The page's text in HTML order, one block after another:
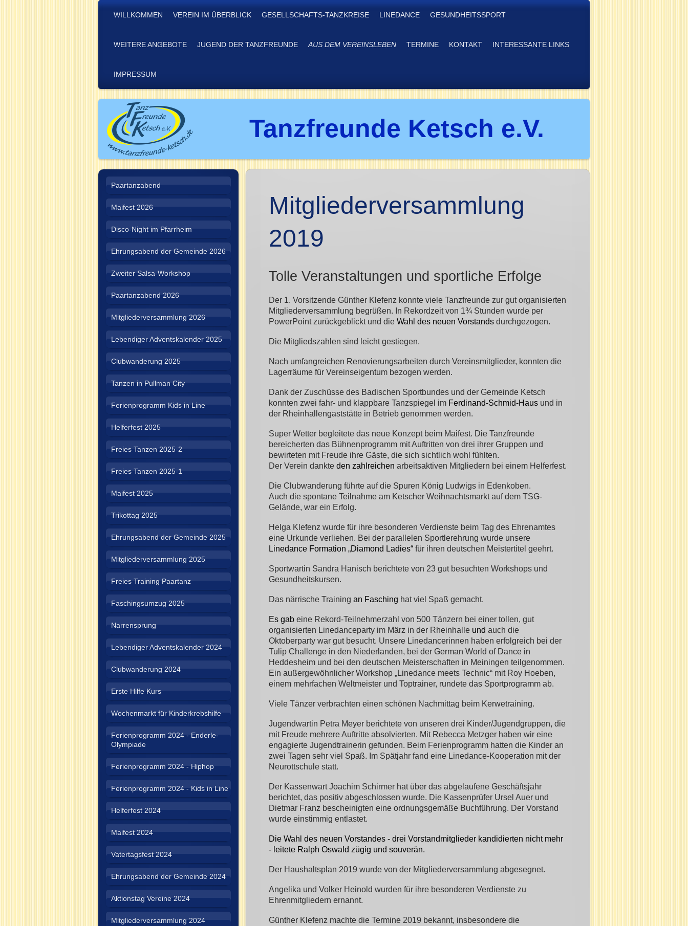
WILLKOMMEN VEREIN IM ÜBERBLICK GESELLSCHAFTS-TANZKREISE LINEDANCE GESUNDHEITSSPORT
WEITERE ANGEBOTE JUGEND DER TANZFREUNDE AUS DEM VEREINSLEBEN TERMINE KONTAKT INTERESSANTE LINKS
IMPRESSUM
Tanzfreunde Ketsch e.V.
Mitgliederversammlung
2019
Tolle Veranstaltungen und sportliche Erfolge
Der 1. Vorsitzende Günther Klefenz konnte viele Tanzfreunde zur gut organisierten
Mitgliederversammlung begrüßen. In Rekordzeit von 1¾ Stunden wurde per
PowerPoint zurückgeblickt und die Wahl des neuen Vorstands durchgezogen.
Die Mitgliedszahlen sind leicht gestiegen.
Nach umfangreichen Renovierungsarbeiten durch Vereinsmitglieder, konnten die
Lagerräume für Vereinseigentum bezogen werden.
Dank der Zuschüsse des Badischen Sportbundes und der Gemeinde Ketsch
konnten zwei fahr- und klappbare Tanzspiegel im Ferdinand-Schmid-Haus und in
der Rheinhallengaststätte in Betrieb genommen werden.
Super Wetter begleitete das neue Konzept beim Maifest. Die Tanzfreunde
bereicherten das Bühnenprogramm mit Auftritten von drei ihrer Gruppen und
bewirteten mit Freude ihre Gäste, die sich sichtlich wohl fühlten.
Der Verein dankte den zahlreichen arbeitsaktiven Mitgliedern bei einem Helferfest.
Die Clubwanderung führte auf die Spuren König Ludwigs in Edenkoben.
Auch die spontane Teilnahme am Ketscher Weihnachtsmarkt auf dem TSG-
Gelände, war ein Erfolg.
Helga Klefenz wurde für ihre besonderen Verdienste beim Tag des Ehrenamtes
eine Urkunde verliehen. Bei der parallelen Sportlerehrung wurde unsere
Linedance Formation „Diamond Ladies“ für ihren deutschen Meistertitel geehrt.
Sportwartin Sandra Hanisch berichtete von 23 gut besuchten Workshops und
Gesundheitskursen.
Das närrische Training an Fasching hat viel Spaß gemacht.
Es gab eine Rekord-Teilnehmerzahl von 500 Tänzern bei einer tollen, gut
organisierten Linedanceparty im März in der Rheinhalle und auch die
Oktoberparty war gut besucht. Unsere Linedancerinnen haben erfolgreich bei der
Tulip Challenge in den Niederlanden, bei der German World of Dance in
Heddesheim und bei den deutschen Meisterschaften in Meiningen teilgenommen.
Ein außergewöhnlicher Workshop „Linedance meets Technic“ mit Roy Hoeben,
einem mehrfachen Weltmeister und Toptrainer, rundete das Sportprogramm ab.
Viele Tänzer verbrachten einen schönen Nachmittag beim Kerwetraining.
Jugendwartin Petra Meyer berichtete von unseren drei Kinder/Jugendgruppen, die
mit Freude mehrere Auftritte absolvierten. Mit Rebecca Metzger haben wir eine
engagierte Jugendtrainerin gefunden. Beim Ferienprogramm hatten die Kinder an
zwei Tagen sehr viel Spaß. Im Spätjahr fand eine Linedance-Kooperation mit der
Neurottschule statt.
Der Kassenwart Joachim Schirmer hat über das abgelaufene Geschäftsjahr
berichtet, das positiv abgeschlossen wurde. Die Kassenprüfer Ursel Auer und
Dietmar Franz bescheinigten eine ordnungsgemäße Buchführung. Der Vorstand
wurde einstimmig entlastet.
Die Wahl des neuen Vorstandes - drei Vorstandmitglieder kandidierten nicht mehr
- leitete Ralph Oswald zügig und souverän.
Der Haushaltsplan 2019 wurde von der Mitgliederversammlung abgesegnet.
Angelika und Volker Heinold wurden für ihre besonderen Verdienste zu
Ehrenmitgliedern ernannt.
Günther Klefenz machte die Termine 2019 bekannt, insbesondere die
Paartanzabend
Maifest 2026
Disco-Night im Pfarrheim
Ehrungsabend der Gemeinde 2026
Zweiter Salsa-Workshop
Paartanzabend 2026
Mitgliederversammlung 2026
Lebendiger Adventskalender 2025
Clubwanderung 2025
Tanzen in Pullman City
Ferienprogramm Kids in Line
Helferfest 2025
Freies Tanzen 2025-2
Freies Tanzen 2025-1
Maifest 2025
Trikottag 2025
Ehrungsabend der Gemeinde 2025
Mitgliederversammlung 2025
Freies Training Paartanz
Faschingsumzug 2025
Narrensprung
Lebendiger Adventskalender 2024
Clubwanderung 2024
Erste Hilfe Kurs
Wochenmarkt für Kinderkrebshilfe
Ferienprogramm 2024 - Enderle-
Olympiade
Ferienprogramm 2024 - Hiphop
Ferienprogramm 2024 - Kids in Line
Helferfest 2024
Maifest 2024
Vatertagsfest 2024
Ehrungsabend der Gemeinde 2024
Aktionstag Vereine 2024
Mitgliederversammlung 2024